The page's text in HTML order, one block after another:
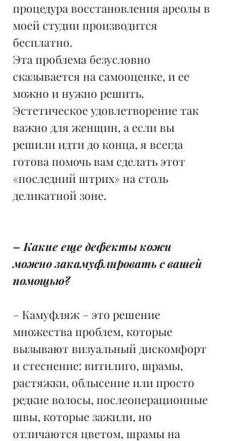
процедура восстановления ареолы в
моей студии производится
бесплатно.
Эта проблема безусловно
сказывается на самооценке, и ее
можно и нужно решить.
Эстетическое удовлетворение так
важно для женщин, а если вы
решили идти до конца, я всегда
готова помочь вам сделать этот
«последний штрих» на столь
деликатной зоне.
– Какие еще дефекты кожи
можно закамуфлировать с вашей
помощью?
– Камуфляж – это решение
множества проблем, которые
вызывают визуальный дискомфорт
и стеснение: витилиго, шрамы,
растяжки, облысение или просто
редкие волосы, послеоперационные
швы, которые зажили, но
отличаются цветом, шрамы на